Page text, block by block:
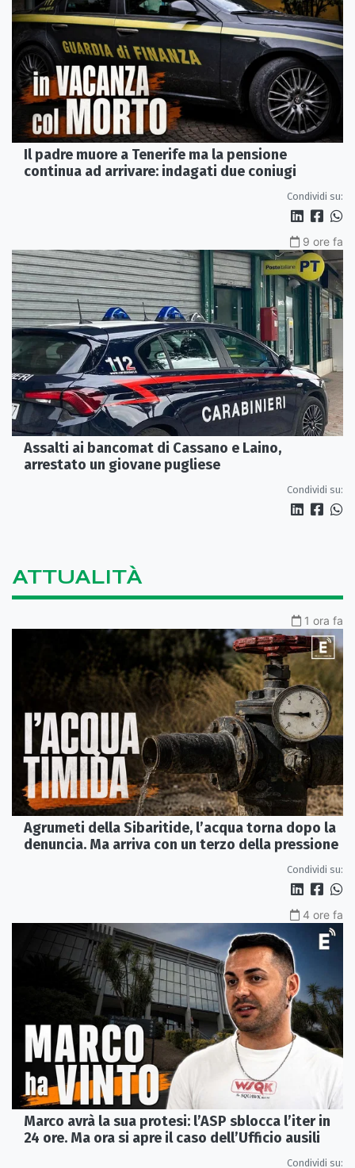
Il padre muore a Tenerife ma la pensione
continua ad arrivare: indagati due coniugi
Condividi su:
9 ore fa
Assalti ai bancomat di Cassano e Laino,
arrestato un giovane pugliese
Condividi su:
ATTUALITÀ
1 ora fa
Agrumeti della Sibaritide, l’acqua torna dopo la
denuncia. Ma arriva con un terzo della pressione
Condividi su:
4 ore fa
Marco avrà la sua protesi: l’ASP sblocca l’iter in
24 ore. Ma ora si apre il caso dell’Ufficio ausili
Condividi su: